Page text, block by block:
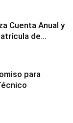
Cuenta Anual y
de...
para